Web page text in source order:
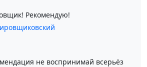
Рекомендую!
не воспринимай всерьёз